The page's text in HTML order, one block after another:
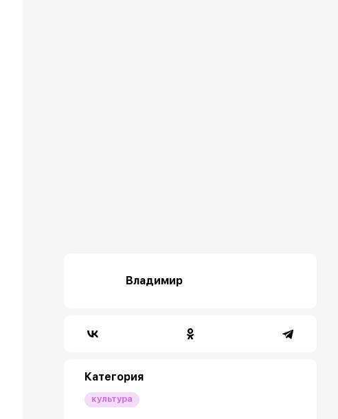
Владимир
Категория
культура